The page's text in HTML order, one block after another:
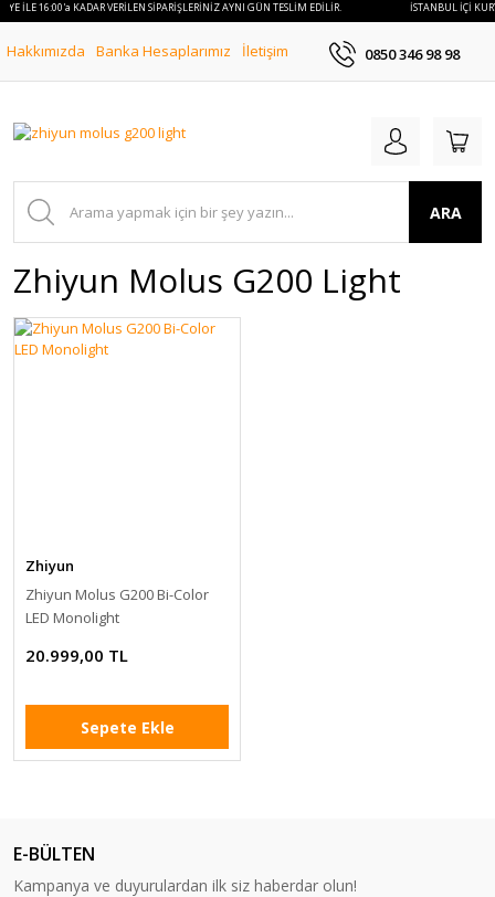
İLE 16:00'a KADAR VERİLEN SİPARİŞLERİNİZ AYNI GÜN TESLİM EDİLİR. İSTANBUL İÇİ
Hakkımızda Banka Hesaplarımız İletişim 0850 346 98 98
ARA
Zhiyun Molus G200 Light
Zhiyun
Zhiyun Molus G200 Bi-Color
LED Monolight
20.999,00 TL
Sepete Ekle
E-BÜLTEN
Kampanya ve duyurulardan ilk siz haberdar olun!